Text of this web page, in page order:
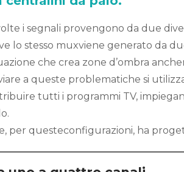
i segnali provengono da due
lo stesso muxviene generato da
che crea zone d’ombra
a queste problematiche si
tutti i programmi TV,
per questeconfigurazioni, ha